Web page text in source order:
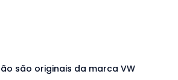
são originais da marca VW